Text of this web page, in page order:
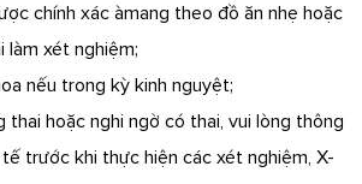
chính xác àmang theo đồ ăn nhẹ hoặc
làm xét nghiệm;
nếu trong kỳ kinh nguyệt;
thai hoặc nghi ngờ có thai, vui lòng thông
trước khi thực hiện các xét nghiệm, X-